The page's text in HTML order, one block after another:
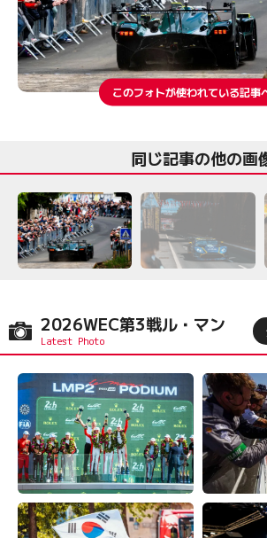
このフォトが使われている記事
同じ記事の他の画
2026WEC第3戦ル・マン